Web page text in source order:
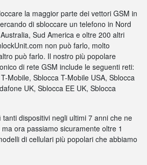
la maggior parte dei vettori GSM in
di sbloccare un telefono in Nord
Sud America e oltre 200 altri
non può farlo, molto
può farlo. Il nostro più popolare
di rete GSM include le seguenti reti:
Mobile, Sblocca T-Mobile USA, Sblocca
UK, Sblocca EE UK, Sblocca
dispositivi negli ultimi 7 anni che ne
ora passiamo sicuramente oltre 1
di cellulari più popolari che abbiamo